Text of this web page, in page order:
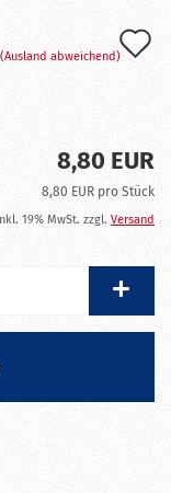
(Ausland abweichend)
8,80 EUR
8,80 EUR pro Stück
19% MwSt. zzgl. Versand